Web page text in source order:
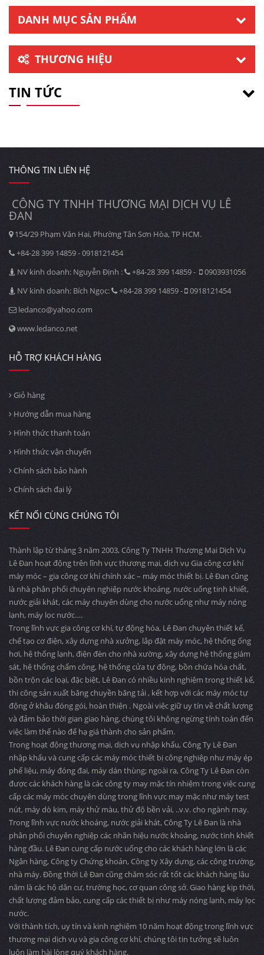
DANH MỤC SẢN PHẨM
THƯƠNG HIỆU
TIN TỨC
THÔNG TIN LIÊN HỆ
CÔNG TY TNHH THƯƠNG MẠI DỊCH VỤ LÊ
ĐAN
154/29 Phạm Văn Hai, Phường Tân Sơn Hòa, TP HCM.
+84-28 399 14859 - 0918121454
NV kinh doanh: Nguyễn Định :
+84-28 399 14859 -
0903931056
NV kinh doanh: Bích Ngọc:
+84-28 399 14859 -
0918121454
ledanco@yahoo.com
www.ledanco.net
HỖ TRỢ KHÁCH HÀNG
Giỏ hàng
Hướng dẫn mua hàng
Hình thức thanh toán
Hình thức vận chuyển
Chính sách bảo hành
Chính sách đại lý
KẾT NỐI CÙNG CHÚNG TÔI
Thành lập từ tháng 3 năm 2003, Công Ty TNHH Thương Mại Dịch Vụ
Lê Đan hoạt động trên lĩnh vực thương mại, dịch vụ Gia công cơ khí
máy móc – gia công cơ khí chính xác – máy móc thiết bị. Lê Đan cũng
là nhà phân phối chuyên nghiệp nước khoáng, nước uống tinh khiết,
nước giải khát, các máy chuyên dùng cho nước uống như máy nóng
lạnh, máy lọc nước….
Trong lĩnh vực gia công cơ khí, tự động hóa, Lê Đan chuyên thiết kế,
chế tạo cơ điện, xây dựng nhà xưởng, lắp đặt máy móc, hệ thống ống
hơi, hệ thống lạnh, điện đèn cho nhà xường, xây dựng hệ thống giám
sát, hệ thống chấm công, hệ thống cửa tự động, bồn chứa hóa chất,
bồn trộn các loại, đặc biệt, Lê Đan có nhiều kinh nghiệm trong thiết kế,
thi công sản xuất băng chuyền băng tải , kết hợp với các máy móc tự
động ở khâu đóng gói, hoàn thiện . Ngoài việc giữ uy tín về chất lượng
và đảm bảo thời gian giao hàng, chúng tôi không ngừng tính toán đến
việc làm thế nào để hạ giá thành cho sản phẩm.
Trong hoạt động thương mại, dịch vụ nhập khẩu, Công Ty Lê Đan
nhập khẩu và cung cấp các máy móc thiết bị công nghiệp như máy ép
phế liệu, máy đóng đai, máy dán thùng; ngoài ra, Công Ty Lê Đan còn
được các khách hàng là các công ty may mặc tín nhiệm trong việc cung
cấp các máy móc chuyên dùng trong lĩnh vực may mặc như máy test
nút, máy dò kim, máy thử màu, thử độ bền vải, ..v.v. cho ngành may.
Trong lĩnh vực nước khoáng, nước giải khát, Công Ty Lê Đan là nhà
phân phối chuyên nghiệp các nhãn hiệu nước khoáng, nước tinh khiết
hàng đầu. Lê Đan cung cấp nước uống cho các khách hàng lớn là các
Ngân hàng, Công ty Chứng khoán, Công ty Xây dựng, các công trường,
nhà máy. Đồng thời Lê Đan cũng chăm sóc rất tốt các khách hàng lâu
năm là các hộ dân cư, trường học, cơ quan công sở. Giao hàng kịp thời,
chất lượng đảm bảo, cung cấp các thiết bị như máy nóng lạnh, máy lọc
nước.
Với thành tích, uy tín và kinh nghiệm 10 năm hoạt động trong lĩnh vực
thương mại dịch vụ và gia công cơ khí, chúng tôi tin tưởng sẽ luôn
luôn làm hài lòng quý khách hàng.